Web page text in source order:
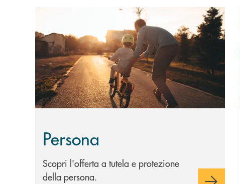
Persona
Scopri l'offerta a tutela e protezione
della persona.